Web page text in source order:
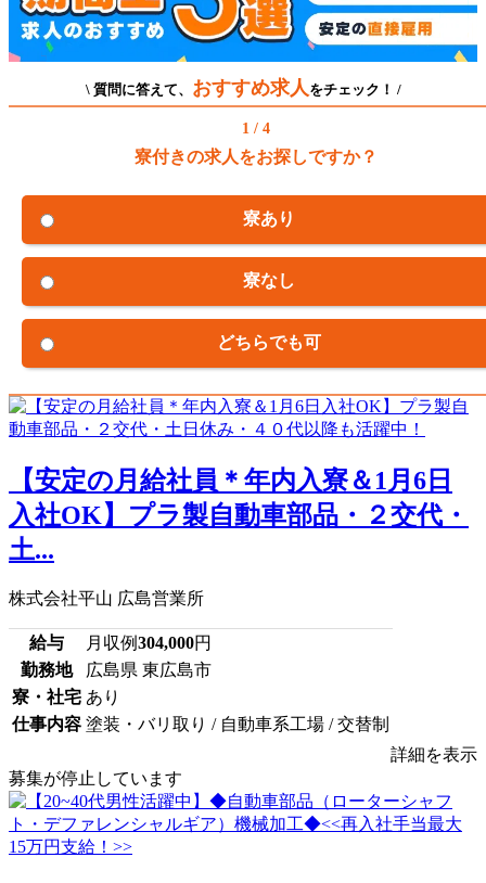
\ 質問に答えて、 おすすめ求人 をチェック！ /
1 / 4
寮付きの求人をお探しですか？
寮あり
寮なし
どちらでも可
【安定の月給社員＊年内入寮＆1月6日
入社OK】プラ製自動車部品・２交代・
土...
株式会社平山 広島営業所
給与 月収例304,000円
勤務地
広島県 東広島市
寮・社宅 あり
仕事内容 塗装・バリ取り / 自動車系工場 / 交替制
詳細を表示
募集が停止しています